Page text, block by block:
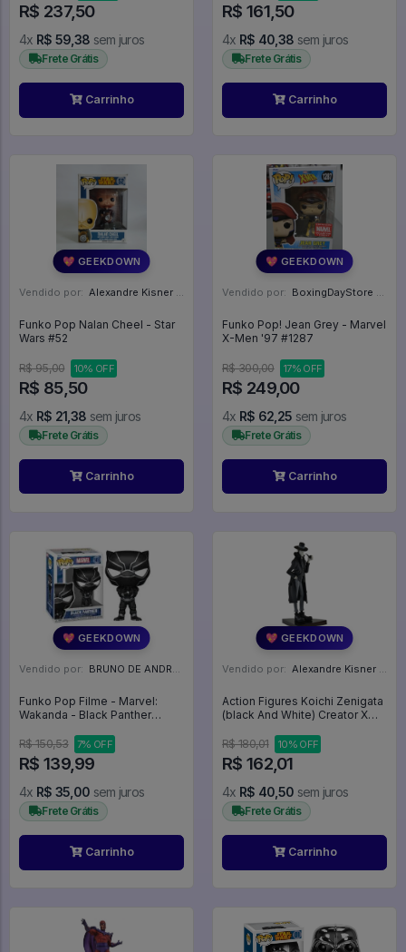
R$ 237,50
4x R$ 59,38 sem juros
Frete Grátis
Carrinho
R$ 161,50
4x R$ 40,38 sem juros
Frete Grátis
Carrinho
💖 GEEKDOWN
Vendido por: Alexandre Kisner - PR
Funko Pop Nalan Cheel - Star
Wars #52
R$ 95,00 10% OFF
R$ 85,50
4x R$ 21,38 sem juros
Frete Grátis
Carrinho
💖 GEEKDOWN
Vendido por: BoxingDayStore - GO
Funko Pop! Jean Grey - Marvel
X-Men '97 #1287
R$ 300,00 17% OFF
R$ 249,00
4x R$ 62,25 sem juros
Frete Grátis
Carrinho
💖 GEEKDOWN
Vendido por: BRUNO DE ANDRADE CLEMENTE - SC
Funko Pop Filme - Marvel:
Wakanda - Black Panther
R$ 150,53
7% OFF
R$ 139,99
4x R$ 35,00 sem juros
Frete Grátis
Carrinho
💖 GEEKDOWN
Vendido por: Alexandre Kisner - PR
Action Figures Koichi Zenigata
(black And White) Creator X
R$ 180,01
10% OFF
R$ 162,01
4x R$ 40,50 sem juros
Frete Grátis
Carrinho